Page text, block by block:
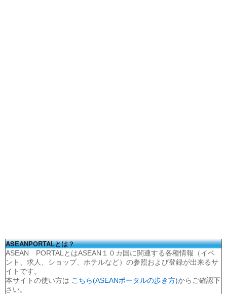
ASEANPORTALとは？
ASEAN PORTALとはASEAN１０カ国に関連する各種情報（イベ
ント、求人、ショップ、ホテルなど）の参照および登録が出来るサ
イトです。
本サイトの使い方は こちら(ASEANポータルの歩き方)からご確認下
さい。